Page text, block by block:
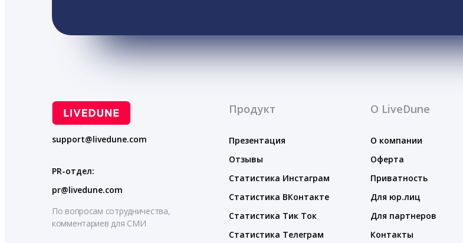
support@livedune.com
PR-отдел:
pr@livedune.com
По вопросам сотрудничества,
комментариев для СМИ
Продукт
Презентация
Отзывы
Статистика Инстаграм
Статистика ВКонтакте
Статистика Тик Ток
Статистика Телеграм
О LiveDune
О компании
Оферта
Приватность
Для юр.лиц
Для партнеров
Контакты